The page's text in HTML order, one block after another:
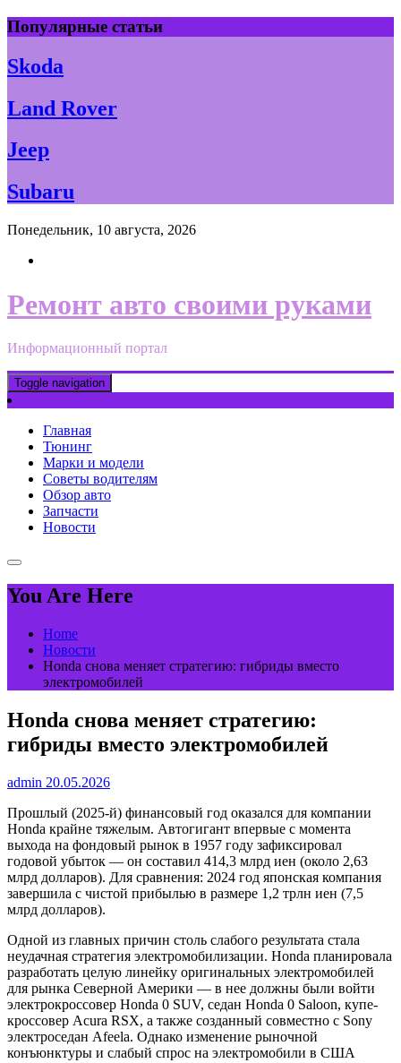
Skip
to
content
Популярные статьи
Skoda
Land Rover
Jeep
Subaru
Понедельник, 10 августа, 2026
Ремонт авто своими руками
Информационный портал
Toggle navigation
Главная
Тюнинг
Марки и модели
Советы водителям
Обзор авто
Запчасти
Новости
You Are Here
Home
Новости
Honda снова меняет стратегию: гибриды вместо
электромобилей
Honda снова меняет стратегию:
гибриды вместо электромобилей
admin 20.05.2026
Прошлый (2025-й) финансовый год оказался для компании
Honda крайне тяжелым. Автогигант впервые с момента
выхода на фондовый рынок в 1957 году зафиксировал
годовой убыток — он составил 414,3 млрд иен (около 2,63
млрд долларов). Для сравнения: 2024 год японская компания
завершила с чистой прибылью в размере 1,2 трлн иен (7,5
млрд долларов).
Одной из главных причин столь слабого результата стала
неудачная стратегия электромобилизации. Honda планировала
разработать целую линейку оригинальных электромобилей
для рынка Северной Америки — в нее должны были войти
электрокроссовер Honda 0 SUV, седан Honda 0 Saloon, купе-
кроссовер Acura RSX, а также созданный совместно с Sony
электроседан Afeela. Однако изменение рыночной
конъюнктуры и слабый спрос на электромобили в США